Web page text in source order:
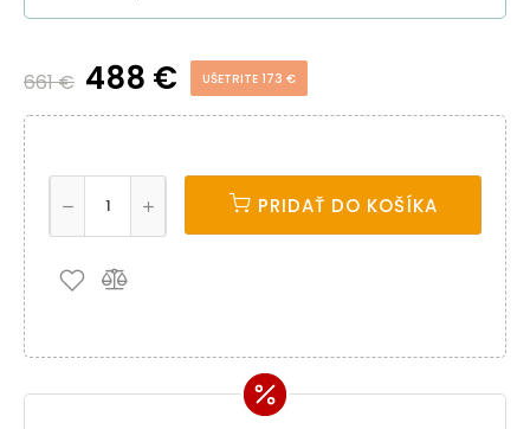
661 € 488 € UŠETRITE 173 €
PRIDAŤ DO KOŠÍKA